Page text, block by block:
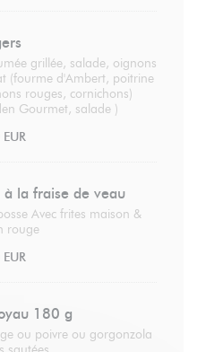
grillée, salade, oignons
(fourme d'Ambert, poitrine
rouges, cornichons)
Gourmet, salade )
la fraise de veau
Avec frites maison &
rouge
180 g
ou poivre ou gorgonzola